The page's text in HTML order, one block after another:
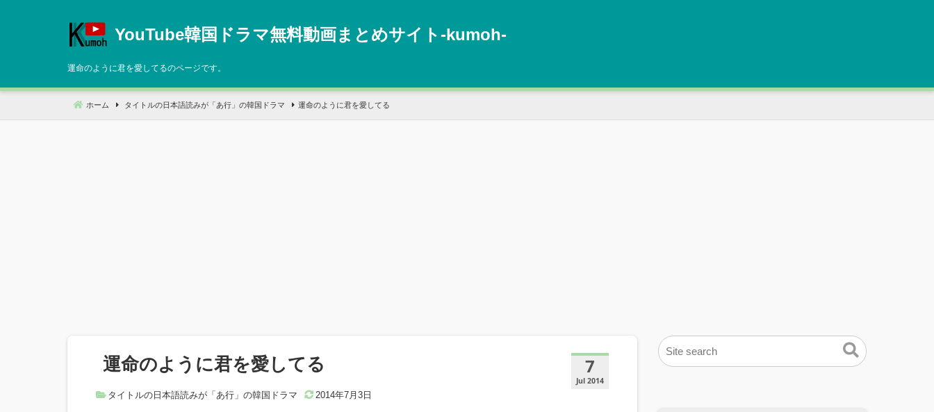
へ
動
YouTube韓国ドラマ無料動画まとめサイト‐kumoh‐
運命のように君を愛してるのページです。
ホーム タイトルの日本語読みが「あ行」の韓国ドラマ 運命のように君を愛してる
7
Jul 2014
運命のように君を愛してる
タイトルの日本語読みが「あ行」の韓国ドラマ 2014年7月3日